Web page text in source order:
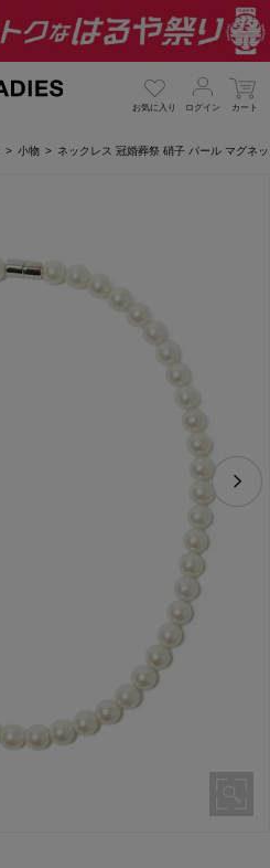
お気に入り ログイン カート
小物 ネックレス 冠婚葬祭 硝子 パール マグネ